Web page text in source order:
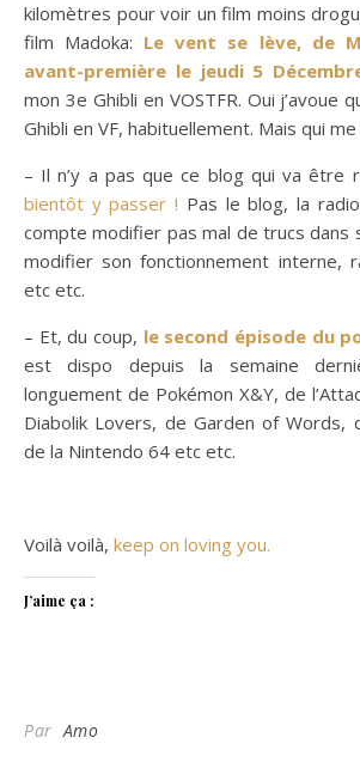
kilomètres pour voir un film moins
film Madoka: Le vent se lève, de
avant-première le jeudi 5
mon 3e Ghibli en VOSTFR. Oui j’avoue
Ghibli en VF, habituellement. Mais qui
– Il n’y a pas que ce blog qui va être
bientôt y passer ! Pas le blog, la
compte modifier pas mal de trucs dans
modifier son fonctionnement interne,
etc etc.
– Et, du coup, le second épisode du
est dispo depuis la semaine
longuement de Pokémon X&Y, de
Diabolik Lovers, de Garden of Words,
de la Nintendo 64 etc etc.
Voilà voilà, keep on loving you.
J’aime ça :
ParAmo